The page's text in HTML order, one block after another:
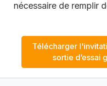
nécessaire de remplir
Télécharger
sortie d’essai